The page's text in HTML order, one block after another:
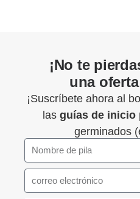
¡No te
una
¡Suscríbete ahora al
las guías de inicio
germinados